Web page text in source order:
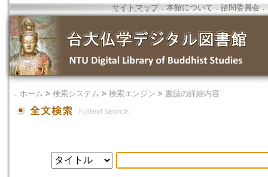
サイトマップ．本館について ． 諮問委員会 ．
． ホーム > 検索システム > 検索エンジン > 書誌の詳細内容